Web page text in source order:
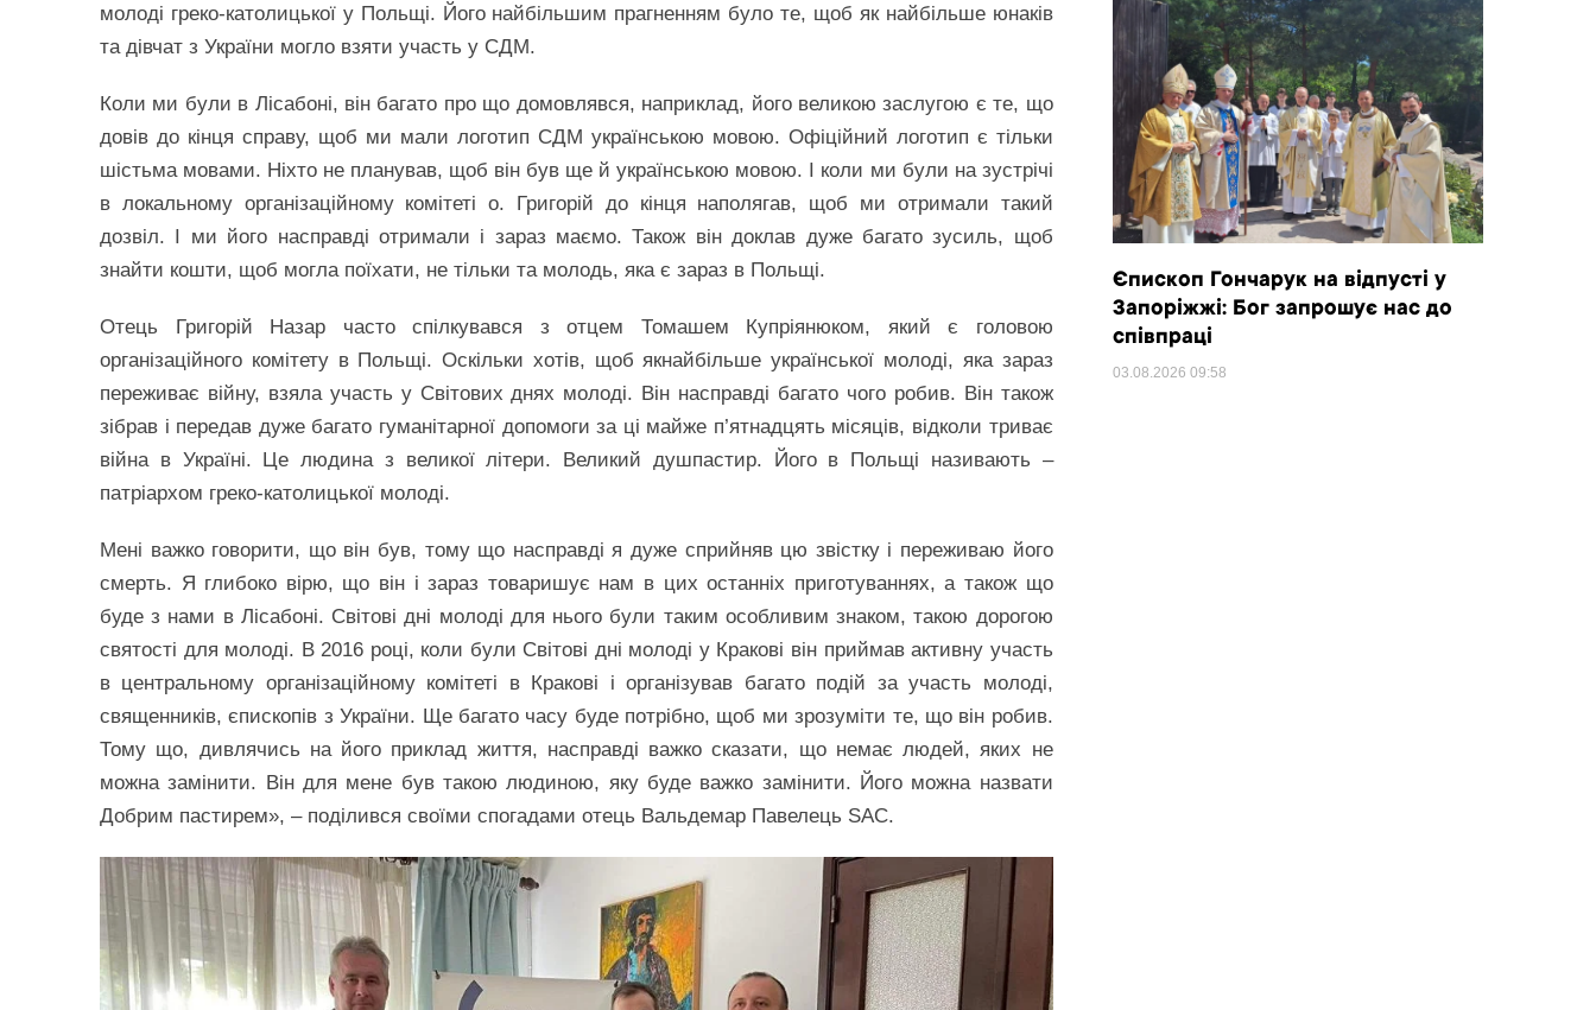
молоді греко-католицької у Польщі. Його найбільшим прагненням було те, щоб як найбільше юнаків
та дівчат з України могло взяти участь у СДМ.
Коли ми були в Лісабоні, він багато про що домовлявся, наприклад, його великою заслугою є те, що
довів до кінця справу, щоб ми мали логотип СДМ українською мовою. Офіційний логотип є тільки
шістьма мовами. Ніхто не планував, щоб він був ще й українською мовою. І коли ми були на зустрічі
в локальному організаційному комітеті о. Григорій до кінця наполягав, щоб ми отримали такий
дозвіл. І ми його насправді отримали і зараз маємо. Також він доклав дуже багато зусиль, щоб
знайти кошти, щоб могла поїхати, не тільки та молодь, яка є зараз в Польщі.
Отець Григорій Назар часто спілкувався з отцем Томашем Купріянюком, який є головою
організаційного комітету в Польщі. Оскільки хотів, щоб якнайбільше української молоді, яка зараз
переживає війну, взяла участь у Світових днях молоді. Він насправді багато чого робив. Він також
зібрав і передав дуже багато гуманітарної допомоги за ці майже п’ятнадцять місяців, відколи триває
війна в Україні. Це людина з великої літери. Великий душпастир. Його в Польщі називають –
патріархом греко-католицької молоді.
Мені важко говорити, що він був, тому що насправді я дуже сприйняв цю звістку і переживаю його
смерть. Я глибоко вірю, що він і зараз товаришує нам в цих останніх приготуваннях, а також що
буде з нами в Лісабоні. Світові дні молоді для нього були таким особливим знаком, такою дорогою
святості для молоді. В 2016 році, коли були Світові дні молоді у Кракові він приймав активну участь
в центральному організаційному комітеті в Кракові і організував багато подій за участь молоді,
священників, єпископів з України. Ще багато часу буде потрібно, щоб ми зрозуміти те, що він робив.
Тому що, дивлячись на його приклад життя, насправді важко сказати, що немає людей, яких не
можна замінити. Він для мене був такою людиною, яку буде важко замінити. Його можна назвати
Добрим пастирем», – поділився своїми спогадами отець Вальдемар Павелець SAC.
Єпископ Гончарук на відпусті у
Запоріжжі: Бог запрошує нас до
співпраці
03.08.2026 09:58